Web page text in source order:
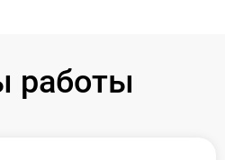
работы